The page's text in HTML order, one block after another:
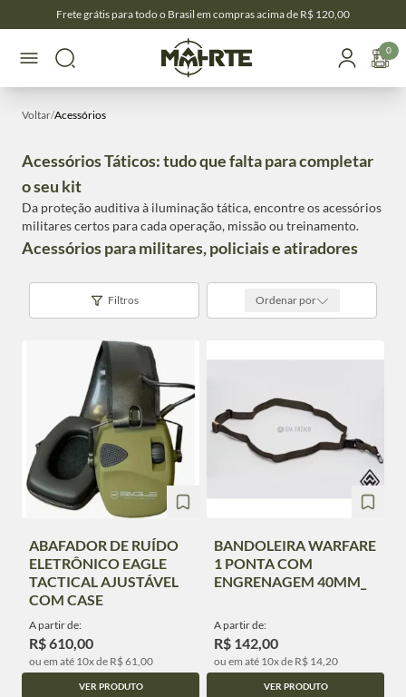
Frete grátis para todo o Brasil em compras acima de R$ 120,00
0
Voltar/Acessórios
Acessórios Táticos: tudo que falta para completar
o seu kit
Da proteção auditiva à iluminação tática, encontre os acessórios
militares certos para cada operação, missão ou treinamento.
Acessórios para militares, policiais e atiradores
Filtros Ordenar por
ABAFADOR DE RUÍDO
ELETRÔNICO EAGLE
TACTICAL AJUSTÁVEL
COM CASE
A partir de:
R$ 610,00
ou em até 10x de R$ 61,00
VER PRODUTO
BANDOLEIRA WARFARE
1 PONTA COM
ENGRENAGEM 40MM_
A partir de:
R$ 142,00
ou em até 10x de R$ 14,20
VER PRODUTO